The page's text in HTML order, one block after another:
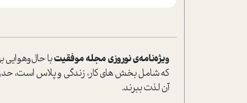
ویژه‌نامه‌ی نوروزی مجله موفقیت
که شامل بخش های کار، زندگی و پلاس است، حدود 30
آن لذت ببرند.